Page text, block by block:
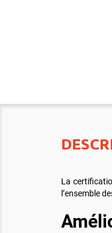
La
l’ensemble